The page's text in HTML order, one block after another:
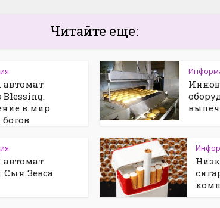
Читайте еще:
автомат
в мир
автомат
Сын Зевса